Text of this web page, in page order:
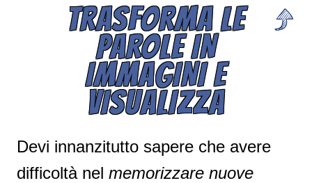
TRASFORMA LE
PAROLE IN
IMMAGINI E
VISUALIZZA
Devi innanzitutto sapere che avere
difficoltà nel memorizzare nuove